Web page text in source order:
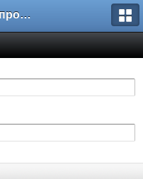
TEPLOOV - программный комплекс для расчёта систем отопления и вентиляции